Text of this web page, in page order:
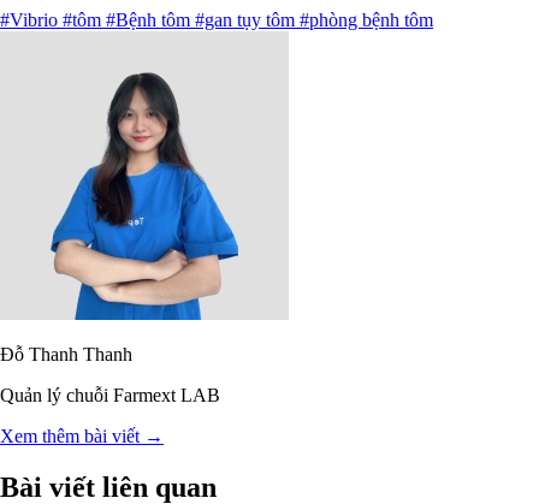
#Vibrio #tôm #Bệnh tôm #gan tụy tôm #phòng bệnh tôm
Đỗ Thanh Thanh
Quản lý chuỗi Farmext LAB
Xem thêm bài viết →
Bài viết liên quan